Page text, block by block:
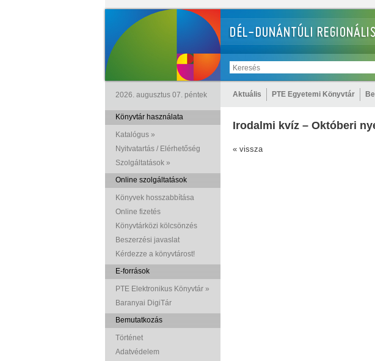
2026. augusztus 07. péntek Aktuális PTE Egyetemi Könyvtár
Könyvtár használata
Katalógus »
Nyitvatartás / Elérhetőség
Szolgáltatások »
Online szolgáltatások
Könyvek hosszabbítása
Online fizetés
Könyvtárközi kölcsönzés
Beszerzési javaslat
Kérdezze a könyvtárost!
E-források
PTE Elektronikus Könyvtár »
Baranyai DigiTár
Bemutatkozás
Történet
Adatvédelem
Irodalmi kvíz – Októberi
« vissza